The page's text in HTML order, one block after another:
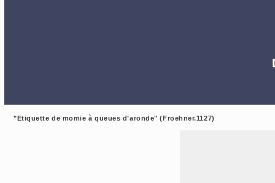
"Etiquette de momie à queues d’aronde" (Froehner.1127)